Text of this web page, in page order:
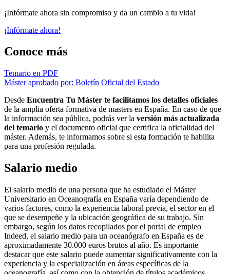
¡Infórmate ahora sin compromiso y da un cambio a tu vida!
¡Infórmate ahora!
Conoce más
Temario en PDF
Máster aprobado por: Boletín Oficial del Estado
Desde Encuentra Tu Máster te facilitamos los detalles oficiales
de la amplia oferta formativa de masters en España. En caso de que
la información sea pública, podrás ver la versión más actualizada
del temario y el documento oficial que certifica la oficialidad del
máster. Además, te informamos sobre si esta formación te habilita
para una profesión regulada.
Salario medio
El salario medio de una persona que ha estudiado el Máster
Universitario en Oceanografía en España varía dependiendo de
varios factores, como la experiencia laboral previa, el sector en el
que se desempeñe y la ubicación geográfica de su trabajo. Sin
embargo, según los datos recopilados por el portal de empleo
Indeed, el salario medio para un oceanógrafo en España es de
aproximadamente 30.000 euros brutos al año. Es importante
destacar que este salario puede aumentar significativamente con la
experiencia y la especialización en áreas específicas de la